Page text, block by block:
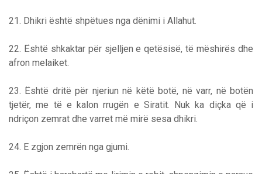
21. Dhikri është shpëtues nga dënimi i Allahut.
22. Është shkaktar për sjelljen e qetësisë, të mëshirës dhe
afron melaiket.
23. Është dritë për njeriun në këtë botë, në varr, në botën
tjetër, me të e kalon rrugën e Siratit. Nuk ka diçka që i
ndriçon zemrat dhe varret më mirë sesa dhikri.
24. E zgjon zemrën nga gjumi.